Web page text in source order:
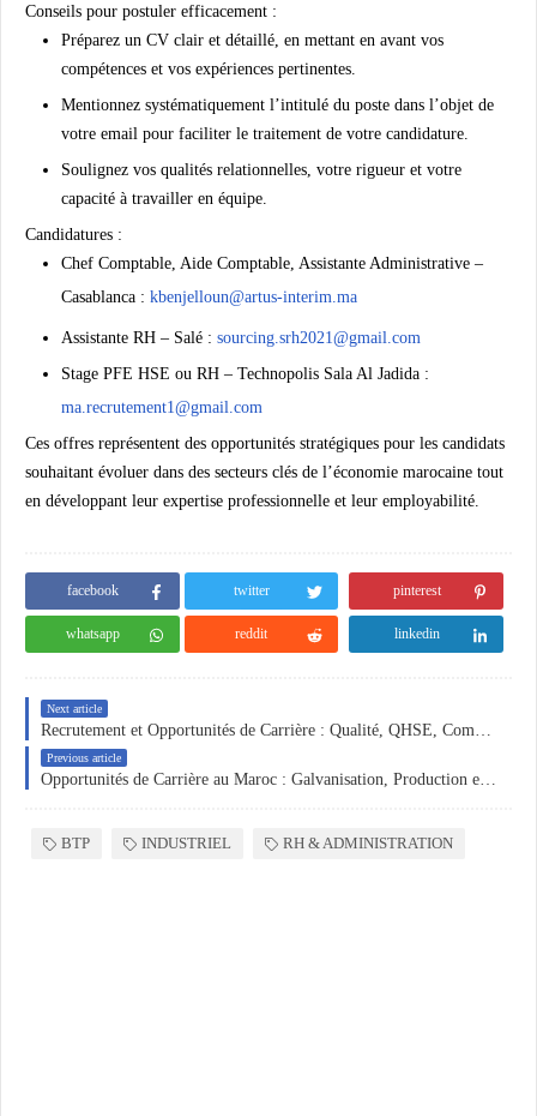
Conseils pour postuler efficacement :
Préparez un CV clair et détaillé, en mettant en avant vos
compétences et vos expériences pertinentes.
Mentionnez systématiquement l’intitulé du poste dans l’objet de
votre email pour faciliter le traitement de votre candidature.
Soulignez vos qualités relationnelles, votre rigueur et votre
capacité à travailler en équipe.
Candidatures :
Chef Comptable, Aide Comptable, Assistante Administrative –
Casablanca : kbenjelloun@artus-interim.ma
Assistante RH – Salé : sourcing.srh2021@gmail.com
Stage PFE HSE ou RH – Technopolis Sala Al Jadida :
ma.recrutement1@gmail.com
Ces offres représentent des opportunités stratégiques pour les candidats
souhaitant évoluer dans des secteurs clés de l’économie marocaine tout
en développant leur expertise professionnelle et leur employabilité.
facebook twitter pinterest
whatsapp reddit linkedin
Next article
Previous article
BTP INDUSTRIEL RH & ADMINISTRATION